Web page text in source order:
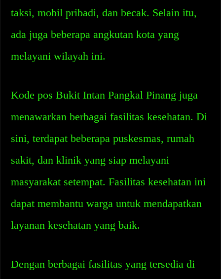
taksi, mobil pribadi, dan becak. Selain itu,
ada juga beberapa angkutan kota yang
melayani wilayah ini.
Kode pos Bukit Intan Pangkal Pinang juga
menawarkan berbagai fasilitas kesehatan. Di
sini, terdapat beberapa puskesmas, rumah
sakit, dan klinik yang siap melayani
masyarakat setempat. Fasilitas kesehatan ini
dapat membantu warga untuk mendapatkan
layanan kesehatan yang baik.
Dengan berbagai fasilitas yang tersedia di